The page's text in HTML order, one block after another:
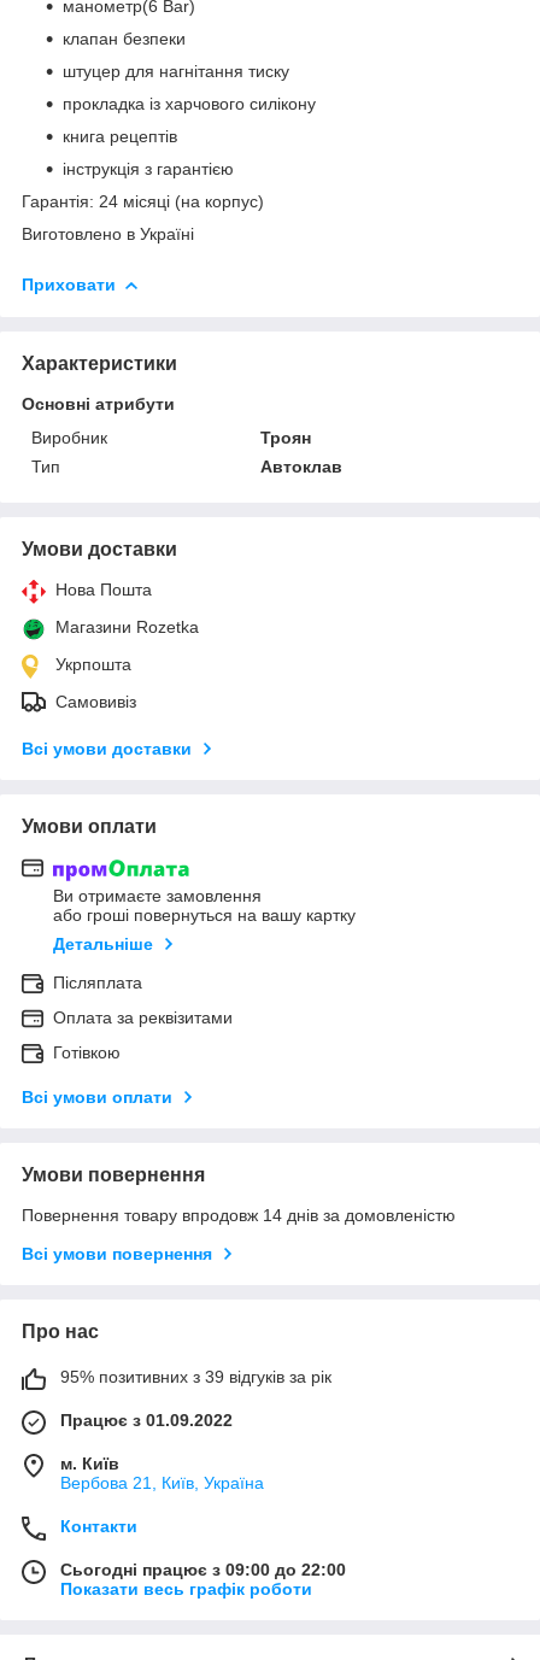
манометр(6 Bar)
клапан безпеки
штуцер для нагнітання тиску
прокладка із харчового силікону
книга рецептів
інструкція з гарантією
Гарантія: 24 місяці (на корпус)
Виготовлено в Україні
Приховати
Характеристики
Основні атрибути
Виробник
Троян
Тип
Автоклав
Умови доставки
Нова Пошта
Магазини Rozetka
Укрпошта
Самовивіз
Всі умови доставки
Умови оплати
Ви отримаєте замовлення
або гроші повернуться на вашу картку
Детальніше
Післяплата
Оплата за реквізитами
Готівкою
Всі умови оплати
Умови повернення
Повернення товару впродовж 14 днів за домовленістю
Всі умови повернення
Про нас
95% позитивних з 39 відгуків за рік
Працює з 01.09.2022
м. Київ
Вербова 21, Київ, Україна
Контакти
Сьогодні працює з 09:00 до 22:00
Показати весь графік роботи